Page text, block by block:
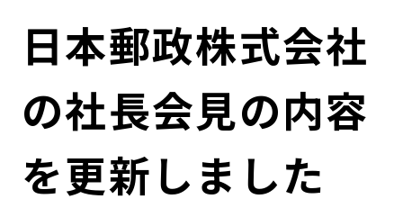
コンプライアンス
ガバナンス
コンダクト向上の取組み
個人投資家のみなさまへ
株式情報
財務情報・IR資料
担当役員メッセージ
サステナビリティマネジメント
持続可能な金融のフレームワーク
日本郵政株式会社
の社長会見の内容
を更新しました